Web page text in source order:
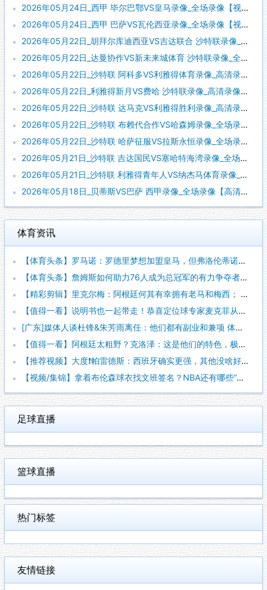
2026年05月24日_西甲 毕尔巴鄂VS皇马录像_全场录像【视频集锦】
2026年05月24日_西甲 巴萨VS瓦伦西亚录像_全场录像【视频集锦】
2026年05月22日_胡拜尔库迪西亚VS吉达联合 沙特联录像_全场录像【高清回放】
2026年05月22日_达曼协作VS新未来城体育 沙特联录像_全场录像【高清回放】
2026年05月22日_沙特联 阿科多VS利雅得体育录像_高清录像【全场回放】
2026年05月22日_利雅得新月VS费哈 沙特联录像_高清录像【全场回放】
2026年05月22日_沙特联 达马克VS利雅得胜利录像_高清录像【全场回放】
2026年05月22日_沙特联 布赖代合作VS哈森姆录像_全场录像【高清回放】
2026年05月22日_沙特联 哈萨征服VS拉斯永恒录像_全场录像【视频集锦】
2026年05月21日_沙特联 吉达国民VS塞哈特海湾录像_全场录像【全场回放】
2026年05月21日_沙特联 利雅得青年人VS纳杰马体育录像_全场录像【高清回放】
2026年05月18日_贝蒂斯VS巴萨 西甲录像_全场录像【高清回放】
体育资讯
【体育头条】罗马诺：罗德里梦想加盟皇马，但弗洛伦蒂诺尚未批准
【体育头条】詹姆斯如何助力76人成为总冠军的有力争夺者？组织
【精彩剪辑】里克尔梅：阿根廷何其有幸拥有老马和梅西； 体力充
【值得一看】说明书也一起带走！恭喜定位球专家麦克菲从维拉转投
[广东]媒体人谈杜锋&朱芳雨离任：他们都有副业和兼项 体育唯
【值得一看】阿根廷太粗野？克洛泽：这是他们的特色，极其强调对
【推荐视频】大度❗️帕雷德斯：西班牙确实更强，其他没啥好辟谣
【视频/集锦】拿着布伦森球衣找文班签名？NBA还有哪些“贴脸
足球直播
篮球直播
热门标签
友情链接